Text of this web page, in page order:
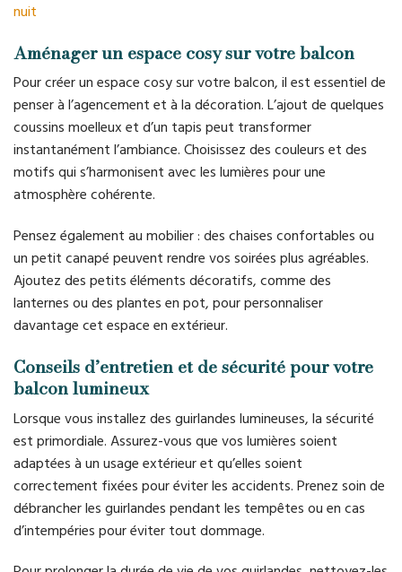
nuit
Aménager un espace cosy sur votre balcon
Pour créer un espace cosy sur votre balcon, il est essentiel de
penser à l’agencement et à la décoration. L’ajout de quelques
coussins moelleux et d’un tapis peut transformer
instantanément l’ambiance. Choisissez des couleurs et des
motifs qui s’harmonisent avec les lumières pour une
atmosphère cohérente.
Pensez également au mobilier : des chaises confortables ou
un petit canapé peuvent rendre vos soirées plus agréables.
Ajoutez des petits éléments décoratifs, comme des
lanternes ou des plantes en pot, pour personnaliser
davantage cet espace en extérieur.
Conseils d’entretien et de sécurité pour votre
balcon lumineux
Lorsque vous installez des guirlandes lumineuses, la sécurité
est primordiale. Assurez-vous que vos lumières soient
adaptées à un usage extérieur et qu’elles soient
correctement fixées pour éviter les accidents. Prenez soin de
débrancher les guirlandes pendant les tempêtes ou en cas
d’intempéries pour éviter tout dommage.